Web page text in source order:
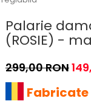
Palarie
(ROSIE) -
299,00 RON
Fabricate